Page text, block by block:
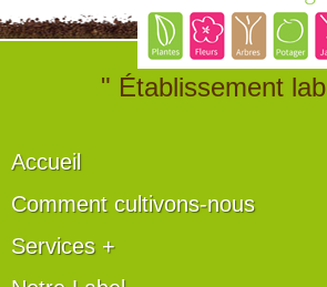
" Établissement
Accueil
Comment cultivons-nous
Services +